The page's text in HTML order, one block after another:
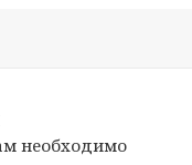
необходимо